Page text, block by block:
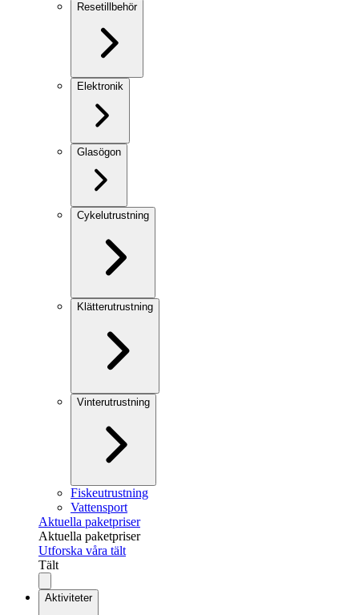
Resetillbehör
Elektronik
Glasögon
Cykelutrustning
Klätterutrustning
Vinterutrustning
Fiskeutrustning
Vattensport
Aktuella paketpriser
Aktuella paketpriser
Utforska våra tält
Tält
Aktiviteter